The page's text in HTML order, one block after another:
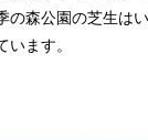
の森公園の芝生は
ます。